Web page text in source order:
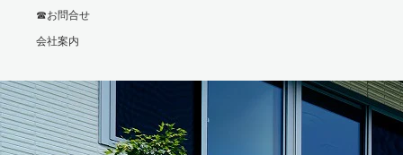
☎お問合せ
会社案内